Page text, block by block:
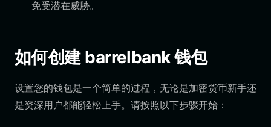
免受潜在威胁。
如何创建 barrelbank 钱包
设置您的钱包是一个简单的过程，无论是加密货币新手还
是资深用户都能轻松上手。请按照以下步骤开始：